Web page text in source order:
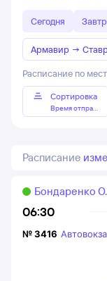
Сегодня
Армавир →
Расписание по
Сортировка
Время
Расписание
06:30
Бондаренко
№3416